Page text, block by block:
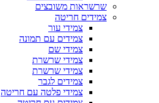
שרשראות משובצים
צמידים חריטה
צמידי עור
צמידים עם תמונה
צמידי שם
צמידי שרשרת
צמידי שרשרת
צמידים לגבר
צמידי פלטה עם חריטה